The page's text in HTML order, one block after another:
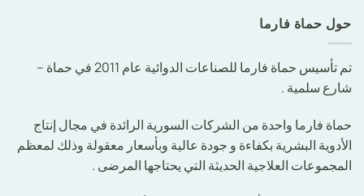
حول حماة فارما
تم تأسيس حماة فارما للصناعات الدوائية عام 2011 في حماة –
شارع سلمية .
حماة فارما واحدة من الشركات السورية الرائدة في مجال إنتاج
الأدوية البشرية بكفاءة و جودة عالية وبأسعار معقولة وذلك لمعظم
المجموعات العلاجية الحديثة التي يحتاجها المرضى .